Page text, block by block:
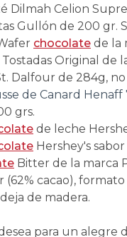
Dilmah Celion
Gullón de 200 gr.
chocolate de la
Original de
Dalfour de 284g,
de Canard Henaff
grs.
de leche
Hershey's
Bitter de la marca
(62% cacao),
de madera.
para un alegre